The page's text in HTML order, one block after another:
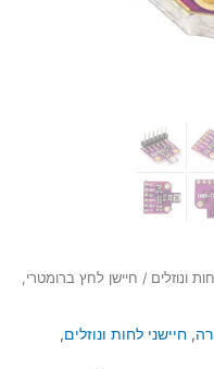
ונוזלים / חיישן לחץ ברומטרי,
, חיישני לחות ונוזלים,